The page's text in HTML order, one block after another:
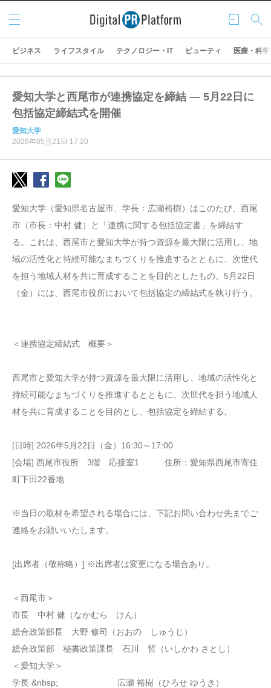
ログ
イン
検索
メニ
ュー
ビジネス ライフスタイル テクノロジー・IT ビューティ 医療・科学
愛知大学と西尾市が連携協定を締結 ― 5月22日に
包括協定締結式を開催
愛知大学
2026年05月21日 17:20
愛知大学（愛知県名古屋市、学長：広瀬裕樹）はこのたび、西尾
市（市長：中村 健）と「連携に関する包括協定書」を締結す
る。これは、西尾市と愛知大学が持つ資源を最大限に活用し、地
域の活性化と持続可能なまちづくりを推進するとともに、次世代
を担う地域人材を共に育成することを目的としたもの。5月22日
（金）には、西尾市役所において包括協定の締結式を執り行う。
＜連携協定締結式 概要＞
西尾市と愛知大学が持つ資源を最大限に活用し、地域の活性化と
持続可能なまちづくりを推進するとともに、次世代を担う地域人
材を共に育成することを目的とし、包括協定を締結する。
[日時] 2026年5月22日（金）16:30～17:00
[会場] 西尾市役所 3階 応接室1 住所：愛知県西尾市寄住
町下田22番地
※当日の取材を希望される場合には、下記お問い合わせ先までご
連絡をお願いいたします。
[出席者（敬称略）] ※出席者は変更になる場合あり。
＜西尾市＞
市長 中村 健（なかむら けん）
総合政策部長 大野 修司（おおの しゅうじ）
総合政策部 秘書政策課長 石川 哲（いしかわ さとし）
＜愛知大学＞
学長 &nbsp; 広瀬 裕樹（ひろせ ゆうき）